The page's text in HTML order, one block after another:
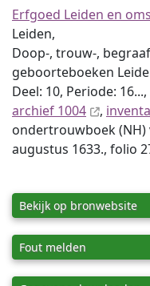
Erfgoed Leiden en
Leiden,
Doop-, trouw-,
geboorteboeken
Deel: 10, Periode:
archief 1004
,
ondertrouwboek (NH)
augustus 1633., folio
Bekijk op bronwebsite
Fout melden